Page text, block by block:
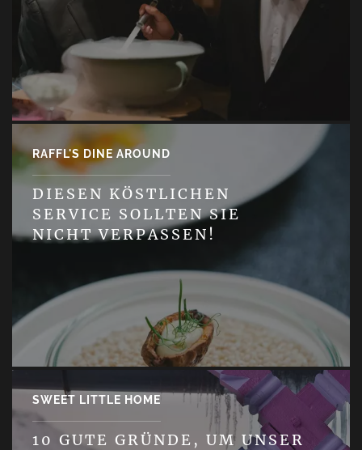
RAFFL'S DINE AROUND
DIESEN KÖSTLICHEN
SERVICE SOLLTEN SIE
NICHT VERPASSEN!
SWEET LITTLE HOME
10 GUTE GRÜNDE, UM UNSER